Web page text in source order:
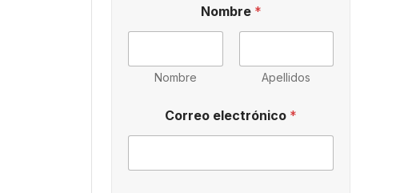
Nombre *
Nombre Apellidos
s
o
Correo electrónico *